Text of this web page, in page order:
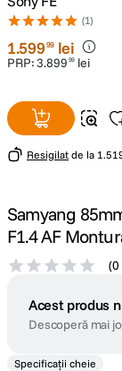
10. dji osmo
(1)
1.59999 lei
PRP:3.899 99 lei
Resigilat de la 1 .
Samyang
F1.4 AF
(0
Acest produs
Descoperă mai
Specificații cheie